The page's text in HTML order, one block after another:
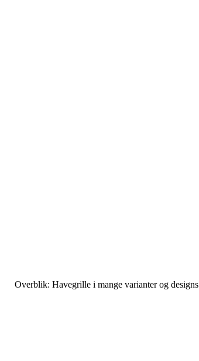
Overblik: Havegrille i mange varianter og designs